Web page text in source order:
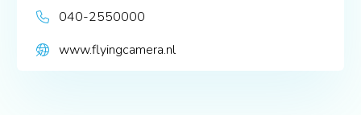
040-2550000
www.flyingcamera.nl